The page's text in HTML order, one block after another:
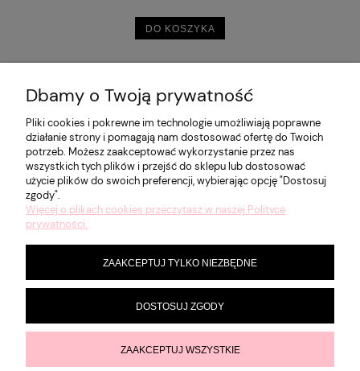
DO KOSZYKA
MOJE KONTO
PŁATNOŚCI I DOSTAWA
INFORMACJE
Dbamy o Twoją prywatność
Pliki cookies i pokrewne im technologie umożliwiają poprawne
działanie strony i pomagają nam dostosować ofertę do Twoich
potrzeb. Możesz zaakceptować wykorzystanie przez nas
wszystkich tych plików i przejść do sklepu lub dostosować
użycie plików do swoich preferencji, wybierając opcję "Dostosuj
zgody".
Więcej o plikach cookies przeczytasz w naszej Polityce
prywatności.
ZAAKCEPTUJ TYLKO NIEZBĘDNE
DOSTOSUJ ZGODY
ZAAKCEPTUJ WSZYSTKIE